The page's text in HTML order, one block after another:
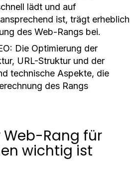
lädt und auf
ist, trägt erheblich
des Web-Rangs bei.
Die Optimierung der
URL-Struktur und der
technische Aspekte, die
des Rangs
Rang für
wichtig ist